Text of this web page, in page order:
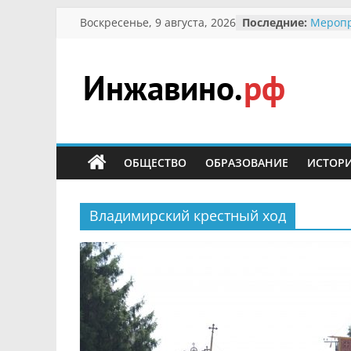
Перейти
Воскресенье, 9 августа, 2026 Последние:
Инжавино.рф
сельский
портал
ОБЩЕСТВО ОБРАЗОВАНИЕ
Владимирский крестный ход